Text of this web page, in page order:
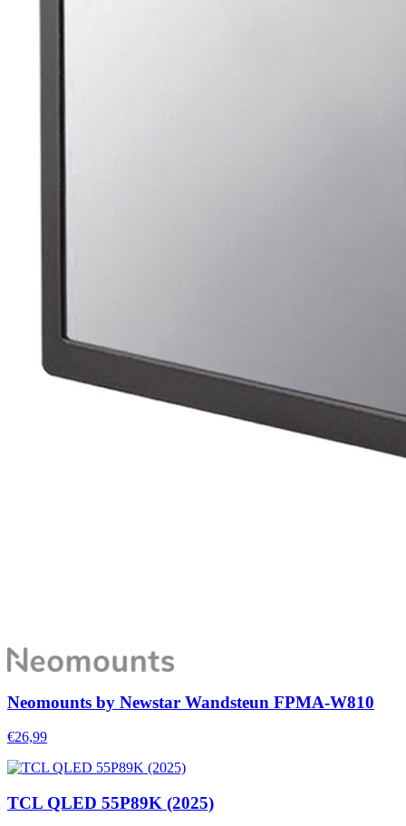
Neomounts by Newstar Wandsteun FPMA-W810
€26,99
TCL QLED 55P89K (2025)